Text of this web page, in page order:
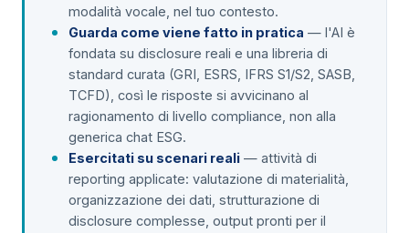
modalità vocale, nel tuo contesto.
Guarda come viene fatto in pratica — l'AI è
fondata su disclosure reali e una libreria di
standard curata (GRI, ESRS, IFRS S1/S2, SASB,
TCFD), così le risposte si avvicinano al
ragionamento di livello compliance, non alla
generica chat ESG.
Esercitati su scenari reali — attività di
reporting applicate: valutazione di materialità,
organizzazione dei dati, strutturazione di
disclosure complesse, output pronti per il